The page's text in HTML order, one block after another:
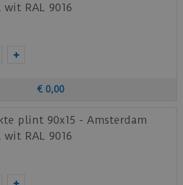
deze nieuwe vloer eruit ziet bij je
meubels? Vraag dan
wit RAL 9016
€ 0,00
plint 90x15 - Amsterdam
wit RAL 9016